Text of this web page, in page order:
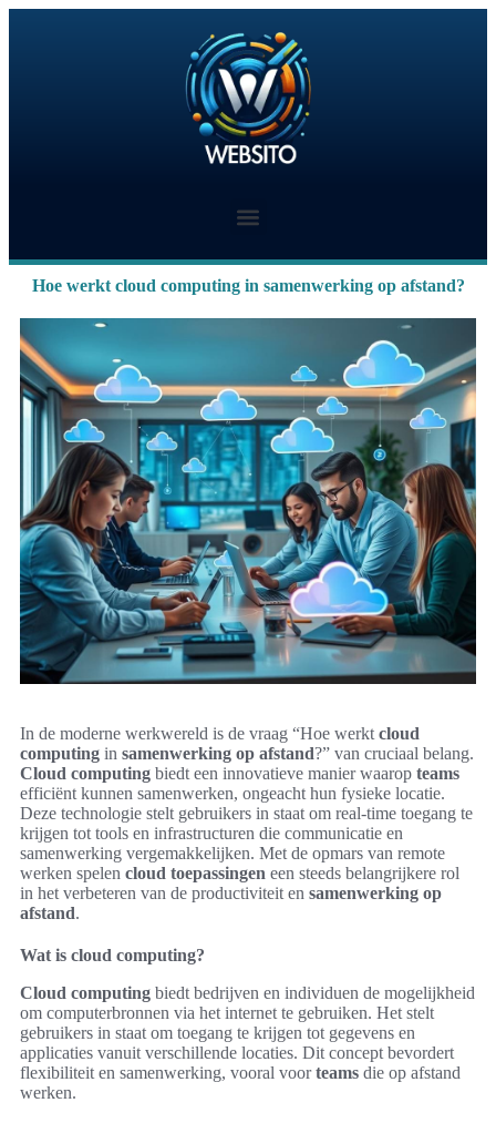
Hoe werkt cloud computing in samenwerking op afstand?
In de moderne werkwereld is de vraag “Hoe werkt cloud
computing in samenwerking op afstand?” van cruciaal belang.
Cloud computing biedt een innovatieve manier waarop teams
efficiënt kunnen samenwerken, ongeacht hun fysieke locatie.
Deze technologie stelt gebruikers in staat om real-time toegang te
krijgen tot tools en infrastructuren die communicatie en
samenwerking vergemakkelijken. Met de opmars van remote
werken spelen cloud toepassingen een steeds belangrijkere rol
in het verbeteren van de productiviteit en samenwerking op
afstand.
Wat is cloud computing?
Cloud computing biedt bedrijven en individuen de mogelijkheid
om computerbronnen via het internet te gebruiken. Het stelt
gebruikers in staat om toegang te krijgen tot gegevens en
applicaties vanuit verschillende locaties. Dit concept bevordert
flexibiliteit en samenwerking, vooral voorteams die op afstand
werken.